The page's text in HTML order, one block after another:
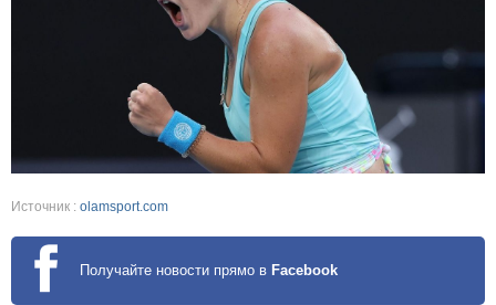
Источник : olamsport.com
Получайте новости прямо в Facebook